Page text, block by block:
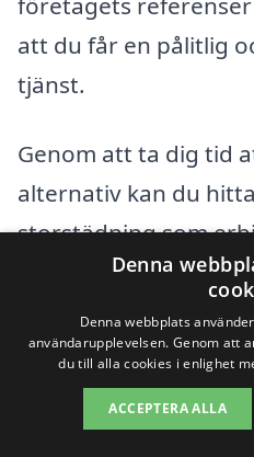
att du får en pålitlig
tjänst.
Genom att ta dig tid
alternativ kan du
storstädning som
ett
storstdning-pris-
för dig att få kontakt
ditt närområde, så
möjliga erbjudandet
Denna
Denna webbplats
användarupplevelsen. Genom att
du till alla cookies i enlighet
ACCEPTERA ALLA